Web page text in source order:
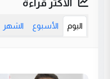
الأكثر قراءة
اليوم الأسبوع الشهر